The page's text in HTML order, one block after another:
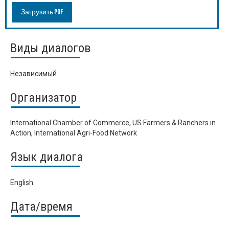
Загрузить PDF
Виды диалогов
Независимый
Организатор
International Chamber of Commerce, US Farmers & Ranchers in
Action, International Agri-Food Network
Язык диалога
English
Дата/время